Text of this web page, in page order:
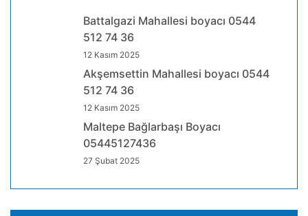
Battalgazi Mahallesi boyacı 0544
512 74 36
12 Kasım 2025
Akşemsettin Mahallesi boyacı 0544
512 74 36
12 Kasım 2025
Maltepe Bağlarbaşı Boyacı
05445127436
27 Şubat 2025